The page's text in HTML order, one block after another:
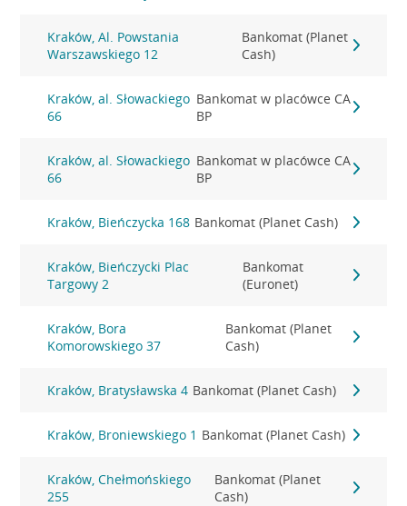
Kraków, Al. Powstania
Warszawskiego 12
Bankomat (Planet
Cash)
Kraków, al. Słowackiego
66
Bankomat w placówce CA
BP
Kraków, al. Słowackiego
66
Bankomat w placówce CA
BP
Kraków, Bieńczycka 168 Bankomat (Planet Cash)
Kraków, Bieńczycki Plac
Targowy 2
Bankomat
(Euronet)
Kraków, Bora
Komorowskiego 37
Bankomat (Planet
Cash)
Kraków, Bratysławska 4 Bankomat (Planet Cash)
Kraków, Broniewskiego 1 Bankomat (Planet Cash)
Kraków, Chełmońskiego
255
Bankomat (Planet
Cash)